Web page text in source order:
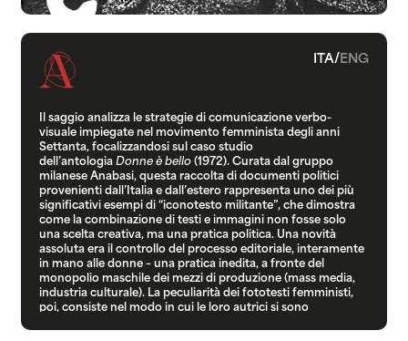
ITA/ENG
Il saggio analizza le strategie di comunicazione verbo-
visuale impiegate nel movimento femminista degli anni
Settanta, focalizzandosi sul caso studio
dell’antologia Donne è bello(1972). Curata dal gruppo
milanese Anabasi, questa raccolta di documenti politici
provenienti dall’Italia e dall’estero rappresenta uno dei più
significativi esempi di “iconotesto militante”, che dimostra
come la combinazione di testi e immagini non fosse solo
una scelta creativa, ma una pratica politica. Una novità
assoluta era il controllo del processo editoriale, interamente
in mano alle donne – una pratica inedita, a fronte del
monopolio maschile dei mezzi di produzione (mass media,
industria culturale). La peculiarità dei fototesti femministi,
poi, consiste nel modo in cui le loro autrici si sono